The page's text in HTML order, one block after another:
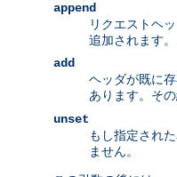
append
リクエストヘ
追加されます
add
ヘッダが既に
あります。そ
unset
もし指定され
ません。